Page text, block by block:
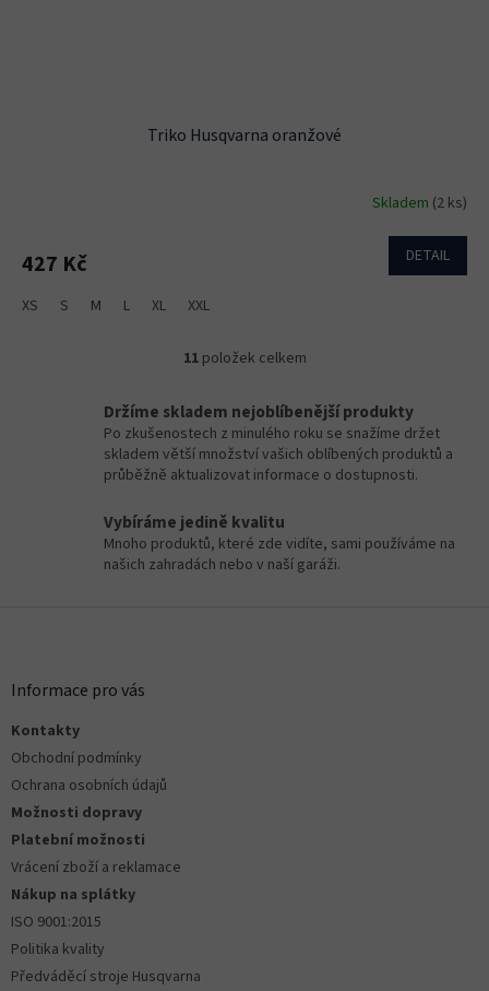
Triko Husqvarna oranžové
Skladem (2 ks)
427 Kč DETAIL
XS S M L XL XXL
O
l
á
d
a
í
p
r
v
11položek celkem
Držíme skladem nejoblíbenější produkty
Po zkušenostech z minulého roku se snažíme držet
skladem větší množství vašich oblíbených produktů a
průběžně aktualizovat informace o dostupnosti.
Vybíráme jedině kvalitu
Mnoho produktů, které zde vidíte, sami používáme na
našich zahradách nebo v naší garáži.
Informace pro vás
Kontakty
Obchodní podmínky
Ochrana osobních údajů
Možnosti dopravy
Platební možnosti
Vrácení zboží a reklamace
Nákup na splátky
ISO 9001:2015
Politika kvality
Předváděcí stroje Husqvarna